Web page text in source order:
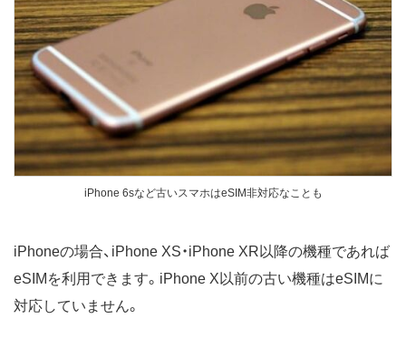
iPhone 6sなど古いスマホはeSIM非対応なことも
iPhoneの場合、iPhone XS・iPhone XR以降の機種であれば
eSIMを利用できます。iPhone X以前の古い機種はeSIMに
対応していません。